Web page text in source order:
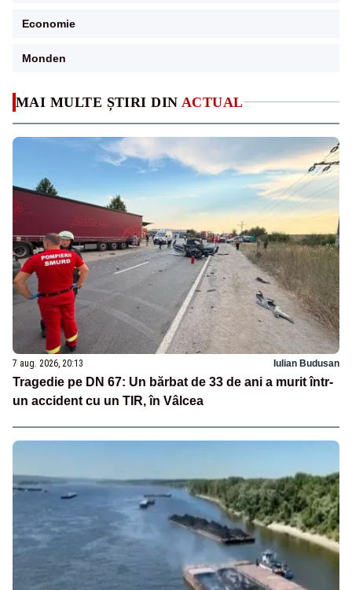
MAI MULTE ȘTIRI DIN ACTUAL
7 aug. 2026, 20:13 Iulian Budusan
Tragedie pe DN 67: Un bărbat de 33 de ani a murit într-
un accident cu un TIR, în Vâlcea
Economie
Monden